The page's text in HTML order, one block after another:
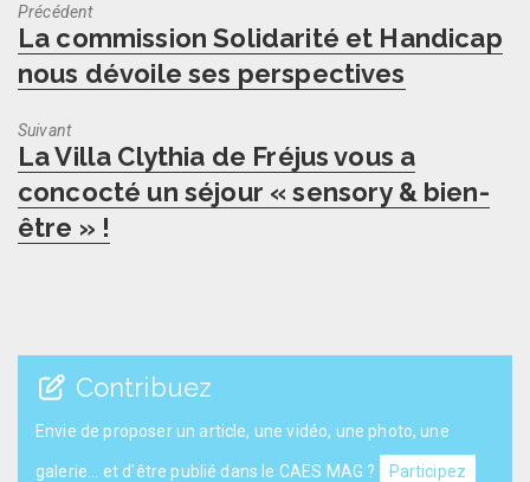
Précédent
Previous
post:
La commission Solidarité et Handicap
nous dévoile ses perspectives
Suivant
Next
post:
La Villa Clythia de Fréjus vous a
concocté un séjour « sensory & bien-
être » !
Contribuez
Envie de proposer un article, une vidéo, une photo, une
galerie... et d'être publié dans le CAES MAG ? Participez